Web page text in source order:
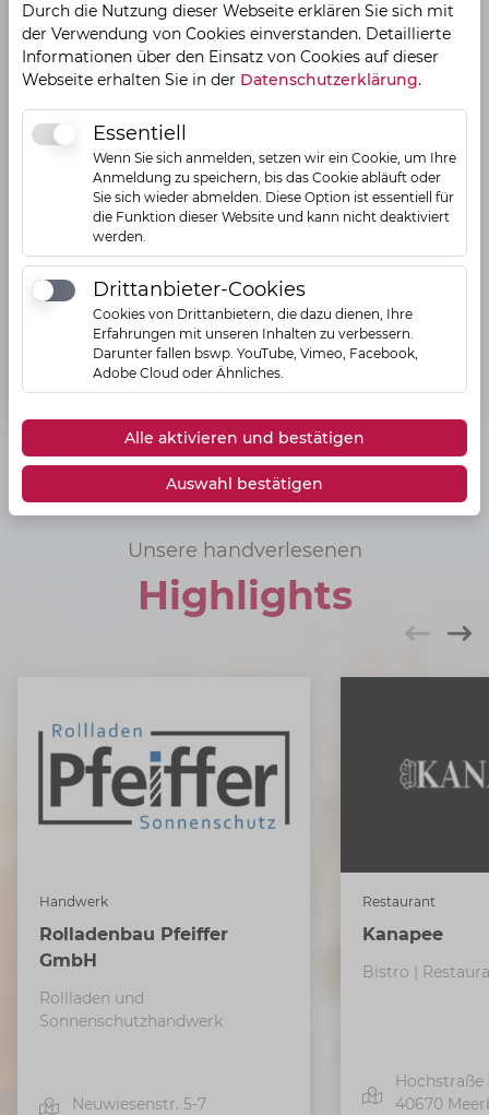
03.08.2024, 06:21
Uhr
GARTENSCHULE
Verabschiedung
Schulleiterin der
Gartenschule Birgit
Illgen in den
Ruhestand
verabschiedet
Mitteilung
lesen
30.11.2022, 10:07 Uhr
GARTENSCHULE
Wendlingen
Handballaktionstag
Gartenschule 2022
mit den zweiten
Klassen
Schulen
deutschlandweit
Mitteilung
lesen
Unsere handverlesenen
Highlights
Handwerk
Rolladenbau Pfeiffer
GmbH
Rollladen und
Sonnenschutzhandwerk
Neuwiesenstr. 5-7
Restaurant
Kanapee
Bistro |
Hochstraße
40670
Durch die Nutzung dieser Webseite erklären Sie sich mit
der Verwendung von Cookies einverstanden. Detaillierte
Informationen über den Einsatz von Cookies auf dieser
Webseite erhalten Sie in der Datenschutzerklärung.
EssentiellEssentiell
Wenn Sie sich anmelden, setzen wir ein Cookie, um Ihre
Anmeldung zu speichern, bis das Cookie abläuft oder
Sie sich wieder abmelden. Diese Option ist essentiell für
die Funktion dieser Website und kann nicht deaktiviert
werden.
Drittanbieter-Cookies
Drittanbieter-Cookies
Cookies von Drittanbietern, die dazu dienen, Ihre
Erfahrungen mit unseren Inhalten zu verbessern.
Darunter fallen bswp. YouTube, Vimeo, Facebook,
Adobe Cloud oder Ähnliches.
Alle aktivieren und bestätigen
Auswahl bestätigen